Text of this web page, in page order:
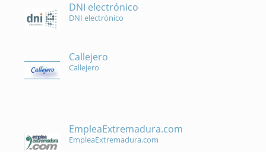
DNI electrónico
DNI electrónico
Callejero
Callejero
EmpleaExtremadura.com
EmpleaExtremadura.com